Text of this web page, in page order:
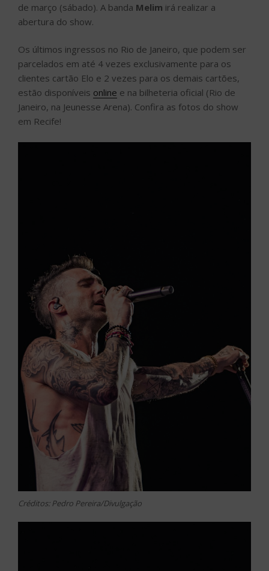
de março (sábado). A banda Melim irá realizar a
abertura do show.
Os últimos ingressos no Rio de Janeiro, que podem ser
parcelados em até 4 vezes exclusivamente para os
clientes cartão Elo e 2 vezes para os demais cartões,
estão disponíveis online e na bilheteria oficial (Rio de
Janeiro, na Jeunesse Arena). Confira as fotos do show
em Recife!
Créditos: Pedro Pereira/Divulgação